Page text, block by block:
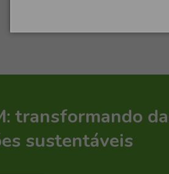
transformando
sustentáveis